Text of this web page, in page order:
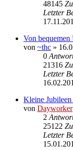
48145
Letzter
Von bequemen
von ~thc »
0
21316
Letzter
Kleine Jubileen
von Dayworker
2
25122
Letzter